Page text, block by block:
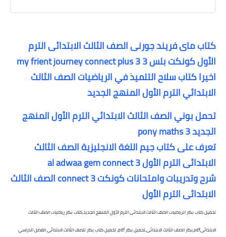
كتاب ماى فريند جورنى الصف الثالث الابتدائى الترم
الأول كونكت بلس 3 my frient journey connect plus 3
اخيرا كتاب سلاح التلميذ في الرياضيات الصف الثالث
الابتدائي الترم الأول المنهج الجديد
تحمل بوني الصف الثالث الابتدائي الترم الأول المنهج
الجديد pony maths 3
تعرف على كتاب جيم اللغة الانجليزية الصف الثالث
الابتدائى الترم الأول al adwaa gem connect 3
شرح وتدريبات وامتحانات كونكت connect 3 الصف الثالث
الابتدائى الترم الأول
تحميل كتاب بكار الرياضيات الصف الثالث الابتدائى الترم الأول المنهج الجديد,كتاب بكار رياضيات الصف الثالث
الابتدائىpdf,بكار الصف الثالث الابتدائى,تحميل بكار pdf, تحميل كتاب بكار للصف الثالث الابتدائى الفصل الدراسي